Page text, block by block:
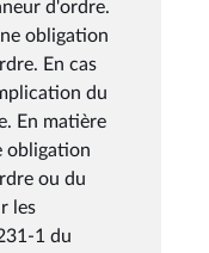
d'ordre.
obligation
En cas
du
En matière
obligation
ou du
les
1 du